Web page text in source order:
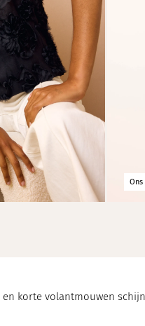
Knitwear
Limited
Natuurlijke
Norah's deals
Ons
en korte volantmouwen